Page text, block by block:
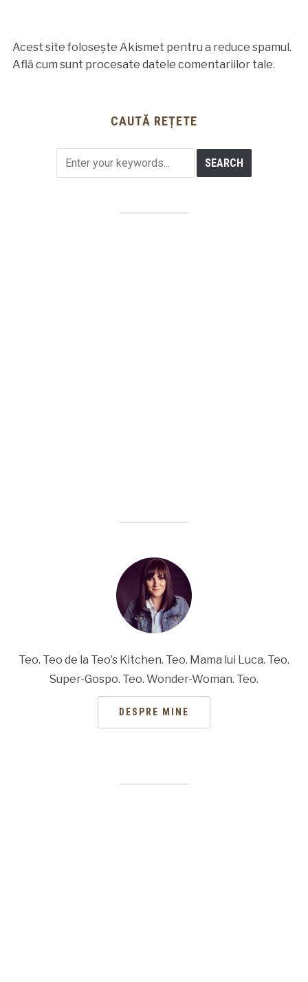
Acest site folosește Akismet pentru a reduce spamul.
Află cum sunt procesate datele comentariilor tale.
CAUTĂ REȚETE
Teo. Teo de la Teo's Kitchen. Teo. Mama lui Luca. Teo.
Super-Gospo. Teo. Wonder-Woman. Teo.
DESPRE MINE